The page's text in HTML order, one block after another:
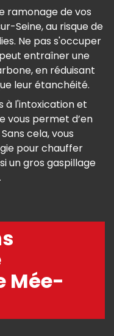
ramonage de vos
Seine, au risque de
Ne pas s'occuper
entraîner une
en réduisant
leur étanchéité.
à l'intoxication et
vous permet d’en
cela, vous
pour chauffer
un gros gaspillage
Mée-